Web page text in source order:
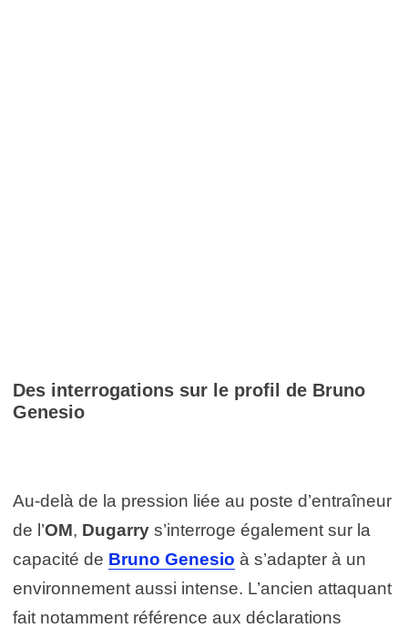
Des interrogations sur le profil de Bruno
Genesio
Au-delà de la pression liée au poste d’entraîneur
de l’OM, Dugarry s’interroge également sur la
capacité de Bruno Genesio à s’adapter à un
environnement aussi intense. L’ancien attaquant
fait notamment référence aux déclarations